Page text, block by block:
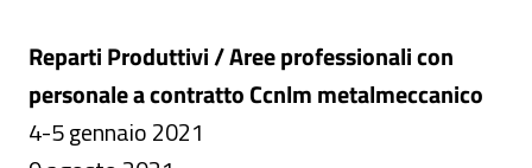
Reparti Produttivi / Aree professionali con
personale a contratto Ccnlm metalmeccanico
4-5 gennaio 2021